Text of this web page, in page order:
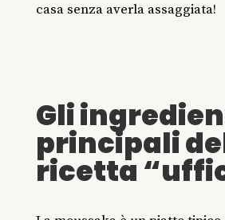
casa senza averla assaggiata!
Gli
principali
ricetta